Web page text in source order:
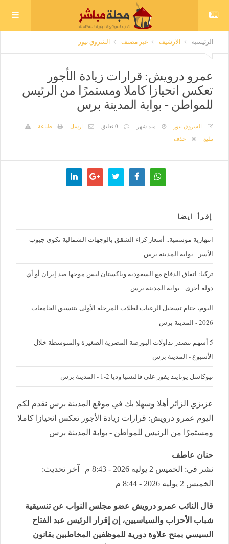
الرئيسية الارشيف غير مصنف الشروق نيوز
عمرو درويش: قرارات زيادة الأجور
تعكس انحيازا كاملا ومستمرًا من الرئيس
للمواطن - بوابة المدينة برس
الشروق نيوز منذ شهر 0 تعليق ارسل
طباعة
تبليغ
حذف
إقرأ ايضا
‪انتهازية موسمية.. أسعار كراء الشقق بالوجهات الشمالية تكوي جيوب
الأسر - بوابة المدينة برس
تركيا: اتفاق الدفاع مع السعودية وباكستان ليس موجها ضد إيران أو أي
دولة أخرى - بوابة المدينة برس
اليوم، ختام تسجيل الرغبات لطلاب المرحلة الأولى بتنسيق الجامعات
2026 - المدينة برس
5 أسهم تتصدر تداولات البورصة المصرية الصغيرة والمتوسطة خلال
الأسبوع - المدينة برس
نيوكاسل يونايتد يفوز على فالنسيا وديا 2-1 - المدينة برس
عزيزي الزائر أهلا وسهلا بك في موقع المدينة برس نقدم لكم
اليوم عمرو درويش: قرارات زيادة الأجور تعكس انحيازا كاملا
ومستمرًا من الرئيس للمواطن - بوابة المدينة برس
حنان عاطف
نشر في: الخميس 2 يوليه 2026 - 8:43 م | آخر تحديث:
الخميس 2 يوليه 2026 - 8:44 م
قال النائب عمرو درويش عضو مجلس النواب عن تنسيقية
شباب الأحزاب والسياسيين، إن إقرار الرئيس عبد الفتاح
السيسي بمنح علاوة دورية للموظفين المخاطبين بقانون